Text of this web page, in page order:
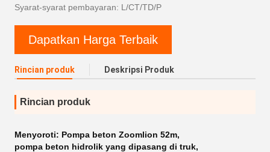
Syarat-syarat pembayaran: L/CT/TD/P
Dapatkan Harga Terbaik
Rincian produk Deskripsi Produk
Rincian produk
Menyoroti: Pompa beton Zoomlion 52m,
pompa beton hidrolik yang dipasang di truk,